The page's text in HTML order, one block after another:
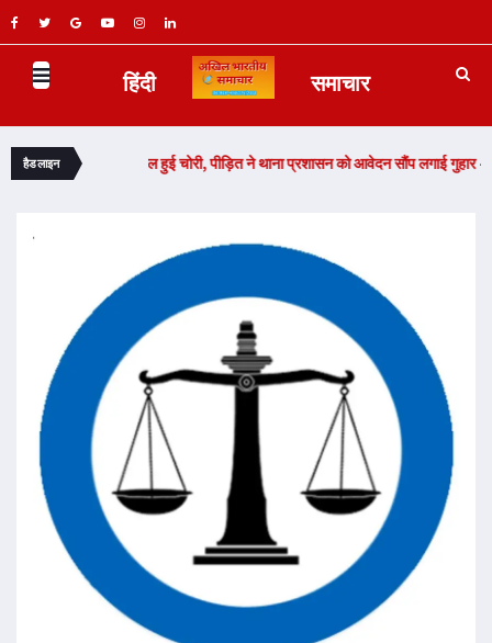
हिंदी समाचार
हैडलाइन हुई चोरी, पीड़ित ने थाना प्रशासन को आवेदन सौंप लगाई गुहार -Read Now